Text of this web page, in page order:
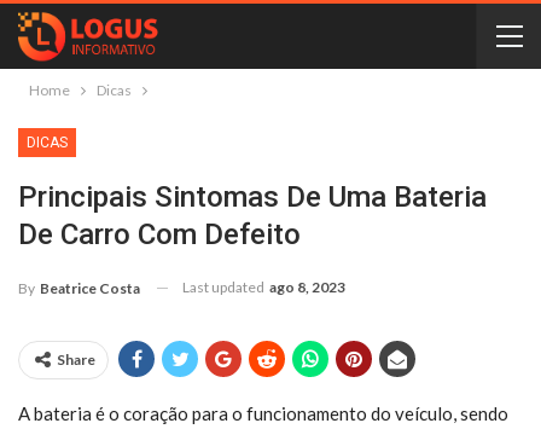
Home Dicas
DICAS
Principais Sintomas De Uma Bateria
De Carro Com Defeito
By Beatrice Costa Last updated ago 8, 2023
Share
A bateria é o coração para o funcionamento do veículo, sendo